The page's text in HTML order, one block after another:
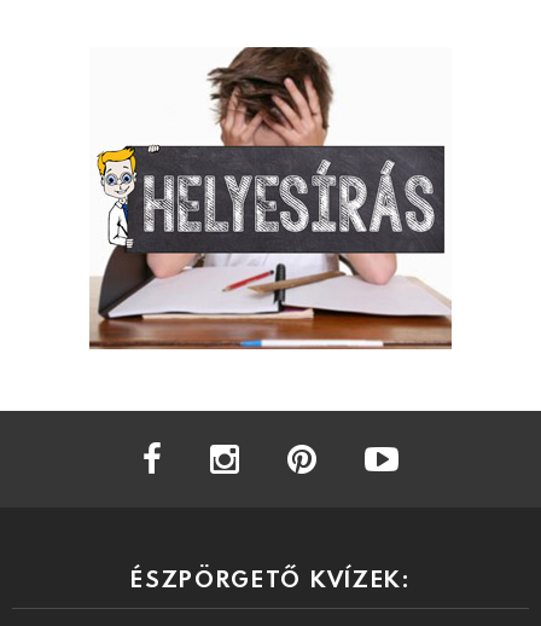
facebook instagram
ÉSZPÖRGETŐ KVÍZEK: